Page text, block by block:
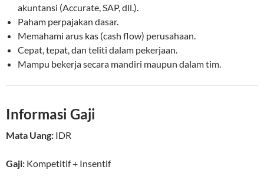
akuntansi (Accurate, SAP, dll.).
Paham perpajakan dasar.
Memahami arus kas (cash flow) perusahaan.
Cepat, tepat, dan teliti dalam pekerjaan.
Mampu bekerja secara mandiri maupun dalam tim.
Informasi Gaji
Mata Uang: IDR
Gaji: Kompetitif+ Insentif